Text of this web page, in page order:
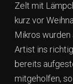
Zelt mit
kurz vor
Mikros wurden
Artist ins
bereits
mitgeholfen,